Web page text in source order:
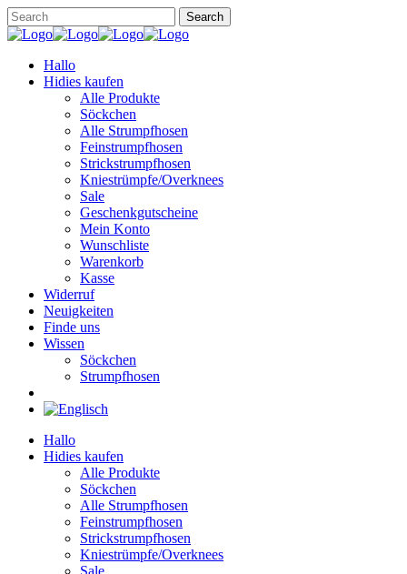
Hallo
Hidies kaufen
Alle Produkte
Söckchen
Alle Strumpfhosen
Feinstrumpfhosen
Strickstrumpfhosen
Kniestrümpfe/Overknees
Sale
Geschenkgutscheine
Mein Konto
Wunschliste
Warenkorb
Kasse
Widerruf
Neuigkeiten
Finde uns
Wissen
Söckchen
Strumpfhosen
Hallo
Hidies kaufen
Alle Produkte
Söckchen
Alle Strumpfhosen
Feinstrumpfhosen
Strickstrumpfhosen
Kniestrümpfe/Overknees
Sale